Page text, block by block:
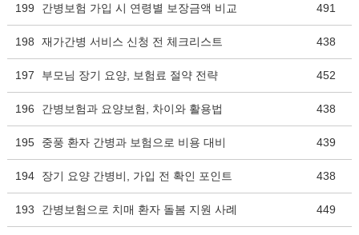
199 간병보험 가입 시 연령별 보장금액 비교 491
198 재가간병 서비스 신청 전 체크리스트 438
197 부모님 장기 요양, 보험료 절약 전략 452
196 간병보험과 요양보험, 차이와 활용법 438
195 중풍 환자 간병과 보험으로 비용 대비 439
194 장기 요양 간병비, 가입 전 확인 포인트 438
193 간병보험으로 치매 환자 돌봄 지원 사례 449